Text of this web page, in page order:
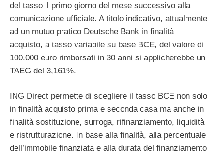
del tasso il primo giorno del mese successivo alla
comunicazione ufficiale. A titolo indicativo, attualmente
ad un mutuo pratico Deutsche Bank in finalità
acquisto, a tasso variabile su base BCE, del valore di
100.000 euro rimborsati in 30 anni si applicherebbe un
TAEG del 3,161%.
ING Direct permette di scegliere il tasso BCE non solo
in finalità acquisto prima e seconda casa ma anche in
finalità sostituzione, surroga, rifinanziamento, liquidità
e ristrutturazione. In base alla finalità, alla percentuale
dell’immobile finanziata e alla durata del finanziamento